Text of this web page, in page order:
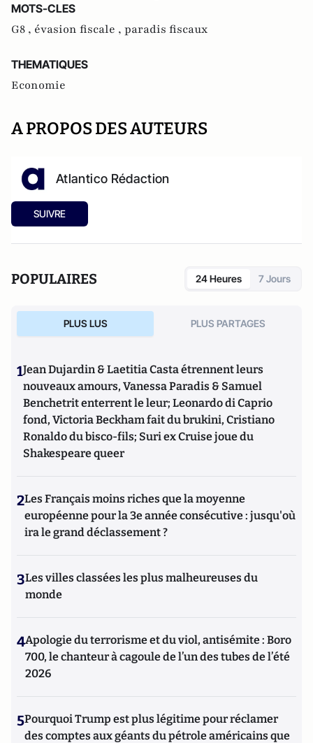
MOTS-CLES
G8 , évasion fiscale , paradis fiscaux
THEMATIQUES
Economie
A PROPOS DES AUTEURS
Atlantico Rédaction
SUIVRE
POPULAIRES 24 Heures 7 Jours
PLUS LUS PLUS PARTAGES
1Jean Dujardin & Laetitia Casta étrennent leurs
nouveaux amours, Vanessa Paradis & Samuel
Benchetrit enterrent le leur; Leonardo di Caprio
fond, Victoria Beckham fait du brukini, Cristiano
Ronaldo du bisco-fils; Suri ex Cruise joue du
Shakespeare queer
2Les Français moins riches que la moyenne
européenne pour la 3e année consécutive : jusqu'où
ira le grand déclassement ?
3Les villes classées les plus malheureuses du
monde
4Apologie du terrorisme et du viol, antisémite : Boro
700, le chanteur à cagoule de l’un des tubes de l’été
2026
5Pourquoi Trump est plus légitime pour réclamer
des comptes aux géants du pétrole américains que